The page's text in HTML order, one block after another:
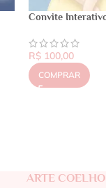
Convite
R$100,00
COMPRAR
ARTE